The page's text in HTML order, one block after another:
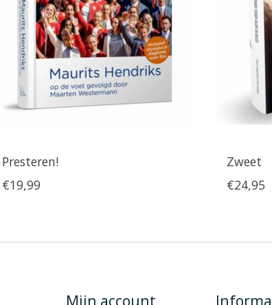
Presteren!
€19,99
Zweet
€24,95
Mijn account